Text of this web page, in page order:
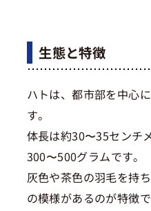
生態と特徴
ハトは、都市部を中心
す。
体長は約30〜35センチ
300〜500グラムです。
灰色や茶色の羽毛を持
の模様があるのが特徴で